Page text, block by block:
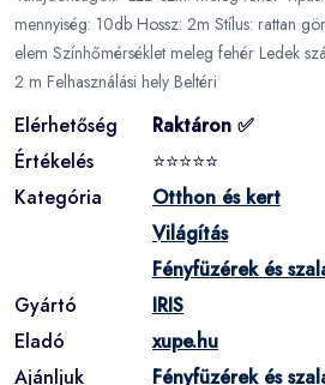
mennyiség: 10db Hossz: 2m Stílus: rattan
elem Színhőmérséklet meleg fehér Ledek
2 m Felhasználási hely Beltéri
Elérhetőség
Raktáron ✅
Értékelés
⭐⭐⭐⭐⭐
Kategória
Otthon és kert
Világítás
Fényfüzérek és
Gyártó
IRIS
Eladó
xupe.hu
Ajánljuk
Fényfüzérek és